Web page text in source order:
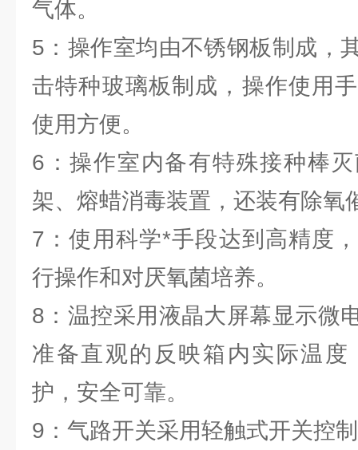
气体。
5：操作室均由不锈钢板制成，
击特种玻璃板制成，操作使用
使用方便。
6：操作室内备有特殊接种棒
架、熔蜡消毒装置，还装有除氧
7：使用科学*手段达到高精度
行操作和对厌氧菌培养。
8：温控采用液晶大屏幕显示微
准备直观的反映箱内实际温
护，安全可靠。
9：气路开关采用轻触式开关控